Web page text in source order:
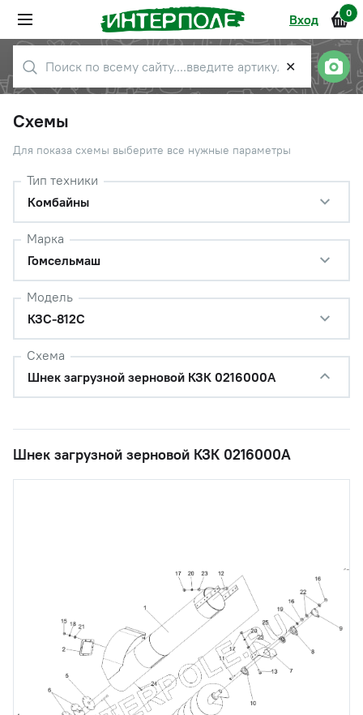
Вход 0
✕
Схемы
Для показа схемы выберите все нужные параметры
Тип техники
Комбайны
Марка
Гомсельмаш
Модель
КЗС-812С
Схема
Шнек загрузной зерновой КЗК 0216000А
Шнек загрузной зерновой КЗК 0216000А